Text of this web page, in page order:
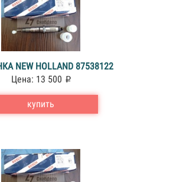
NEW HOLLAND 87538122
Цена: 13 500
купить